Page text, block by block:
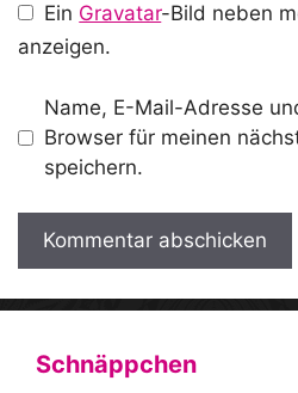
Ein Gravatar-Bild neben
anzeigen.
Name, E-Mail-Adresse
Browser für meinen
speichern.
A
Schnäppchen